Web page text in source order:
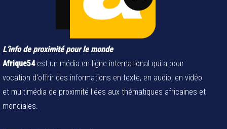
L’info de proximité pour le monde
Afrique54est un média en ligne international qui a pour
vocation d'offrir des informations en texte, en audio, en vidéo
et multimédia de proximité liées aux thématiques africaines et
mondiales.